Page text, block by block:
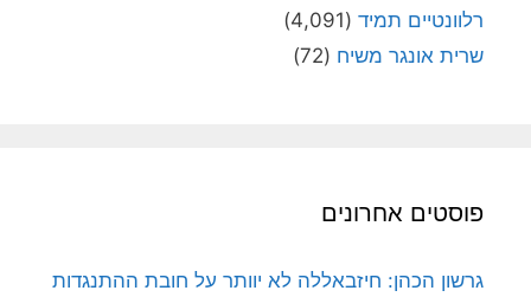
רלוונטיים תמיד (4,091)
שרית אונגר משיח (72)
פוסטים אחרונים
גרשון הכהן: חיזבאללה לא יוותר על חובת ההתנגדות